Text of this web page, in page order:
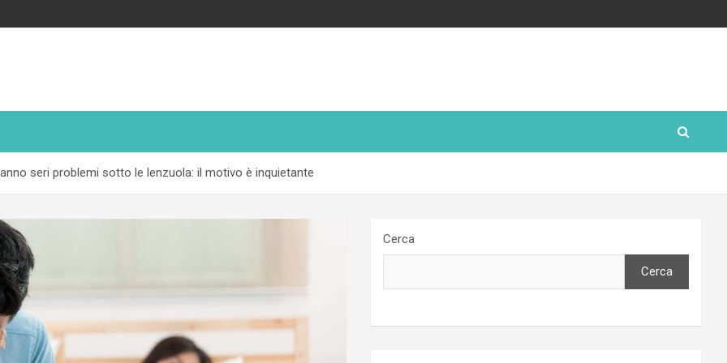
seri problemi sotto le lenzuola: il motivo è inquietante
Cerca
Cerca